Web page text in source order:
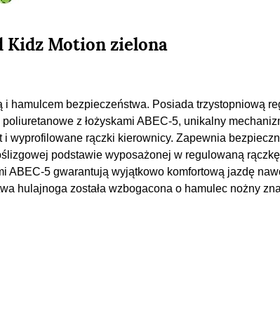
Kidz Motion zielona
hamulcem bezpieczeństwa. Posiada trzystopniową
z łożyskami ABEC-5, unikalny
wyprofilowane rączki kierownicy. Zapewnia
podstawie wyposażonej w regulowaną
ABEC-5 gwarantują wyjątkowo komfortową jazdę
hulajnoga została wzbogacona o hamulec nożny